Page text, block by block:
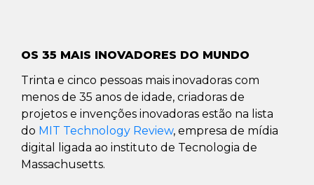
OS 35 MAIS INOVADORES DO MUNDO
Trinta e cinco pessoas mais inovadoras com
menos de 35 anos de idade, criadoras de
projetos e invenções inovadoras estão na lista
do MIT Technology Review, empresa de mídia
digital ligada ao instituto de Tecnologia de
Massachusetts.